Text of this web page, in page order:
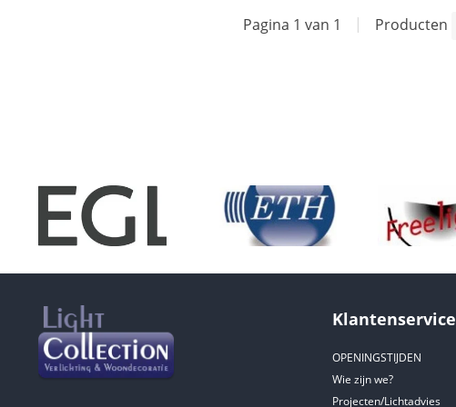
Pagina 1 van 1 | Producten
Klantenservice
OPENINGSTIJDEN
Wie zijn we?
Projecten/Lichtadvies